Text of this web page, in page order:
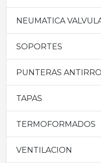
NEUMATICA
SOPORTES
PUNTERAS
TAPAS
TERMOFORMADOS
VENTILACION